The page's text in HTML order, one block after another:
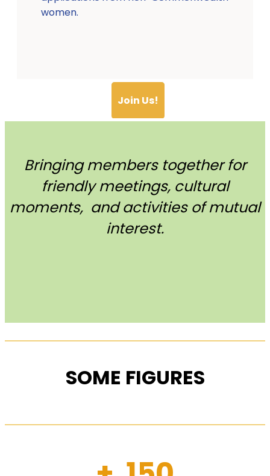
women.
Join Us!
Bringing members together for
friendly meetings, cultural
moments, and activities of mutual
interest.
SOME FIGURES